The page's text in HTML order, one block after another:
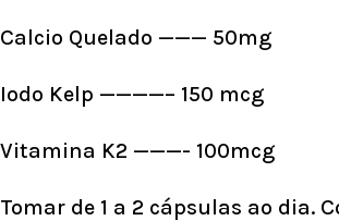
Calcio Quelado ——— 50mg
Iodo Kelp ————– 150 mcg
Vitamina K2 ———- 100mcg
Tomar de 1 a 2 cápsulas ao dia.